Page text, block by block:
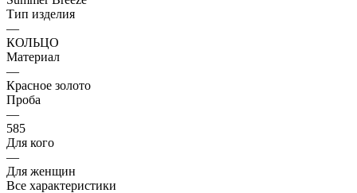
Тип изделия
—
КОЛЬЦО
Материал
—
Красное золото
Проба
—
585
Для кого
—
Для женщин
Все характеристики